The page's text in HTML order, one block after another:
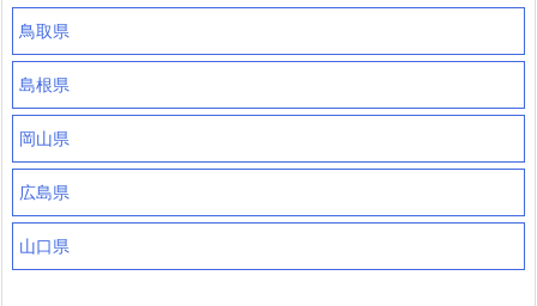
鳥取県
島根県
岡山県
広島県
山口県